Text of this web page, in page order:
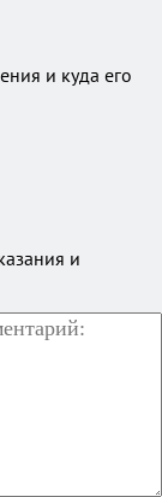
и куда его
и